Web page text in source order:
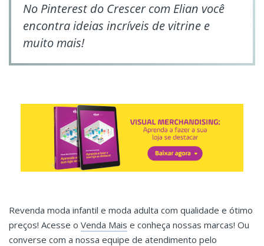
No Pinterest do Crescer com Elian você
encontra ideias incríveis de vitrine e
muito mais!
Revenda moda infantil e moda adulta com qualidade e ótimo
preços! Acesse o Venda Mais e conheça nossas marcas! Ou
converse com a nossa equipe de atendimento pelo